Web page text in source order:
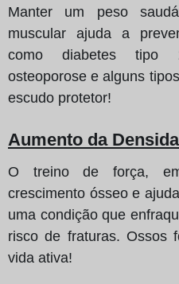
Manter um peso
muscular ajuda a
como diabetes tipo
osteoporose e alguns
escudo protetor!
Aumento da
O treino de força,
crescimento ósseo e
uma condição que
risco de fraturas. Ossos
vida ativa!